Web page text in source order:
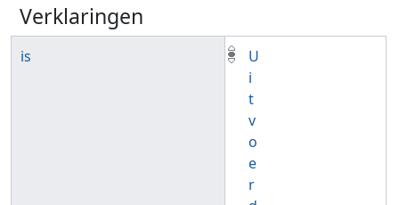
Verklaringen
is
U
i
t
v
o
e
r